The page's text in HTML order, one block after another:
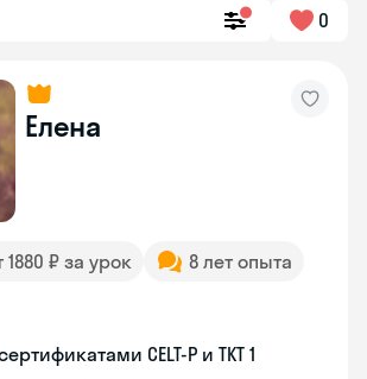
0
Елена
1880 ₽ за урок
8 лет опыта
CELT-P и TKT 1